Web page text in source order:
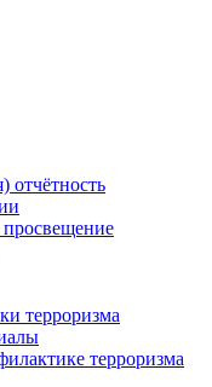
отчётность
терроризма
терроризма